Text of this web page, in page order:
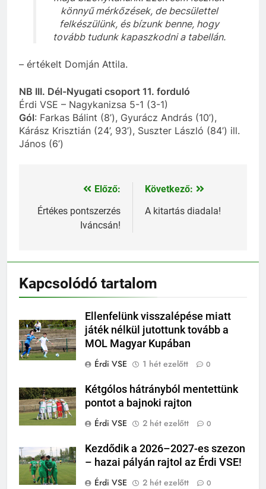
könnyű mérkőzések, de becsülettel
felkészülünk, és bízunk benne, hogy
tovább tudunk kapaszkodni a tabellán.
– értékelt Domján Attila.
NB III. Dél-Nyugati csoport 11. forduló
Érdi VSE – Nagykanizsa 5-1 (3-1)
Gól: Farkas Bálint (8’), Gyurácz András (10’),
Kárász Krisztián (24’, 93’), Suszter László (84’) ill.
János (6’)
Bejegyzés
navigáció
Előző:
Értékes pontszerzés
Iváncsán!
Következő:
A kitartás diadala!
Kapcsolódó tartalom
Ellenfelünk visszalépése miatt
játék nélkül jutottunk tovább a
MOL Magyar Kupában
Érdi VSE
1 hét ezelőtt 0
Kétgólos hátrányból mentettünk
pontot a bajnoki rajton
Érdi VSE
2 hét ezelőtt 0
Kezdődik a 2026–2027-es szezon
– hazai pályán rajtol az Érdi VSE!
Érdi VSE
2 hét ezelőtt 0